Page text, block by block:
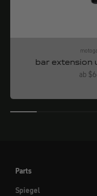
bar extension
ab
Parts
Spiegel